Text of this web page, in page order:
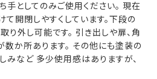
手としてのみご使用ください。 現在
て開閉しやすくしています。下段の
り外し可能です。 引き出しや扉、角
か所あります。 その他にも塗装の
みなど 多少使用感はありますが、